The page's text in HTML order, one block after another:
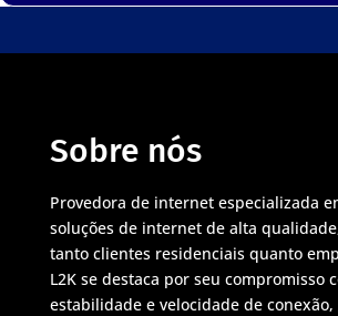
Sobre nós
Provedora de internet especializada
soluções de internet de alta
tanto clientes residenciais quanto
L2K se destaca por seu compromisso
estabilidade e velocidade de